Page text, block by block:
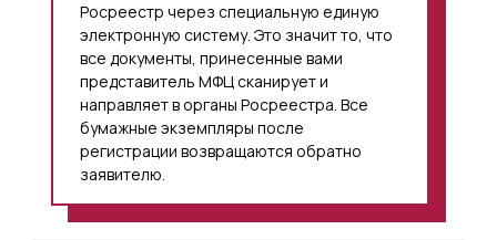
Росреестр через специальную единую
электронную систему. Это значит то, что
все документы, принесенные вами
представитель МФЦ сканирует и
направляет в органы Росреестра. Все
бумажные экземпляры после
регистрации возвращаются обратно
заявителю.